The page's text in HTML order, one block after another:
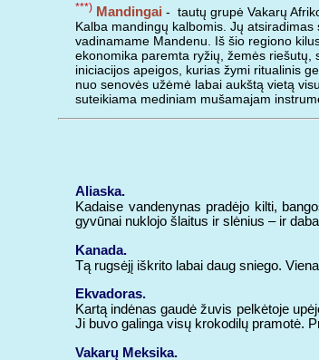
***) Mandingai - tautų grupė Vakarų
Kalba mandingų kalbomis. Jų
vadinamame Mandenu. Iš šio regiono
ekonomika paremta ryžių, žemės riešutų,
iniciacijos apeigos, kurias žymi ritualinis
nuo senovės užėmė labai aukštą vietą
suteikiama mediniam mušamajam
Aliaska.
Kadaise vandenynas pradėjo kilti,
gyvūnai nuklojo šlaitus ir slėnius – ir
Kanada.
Tą rugsėjį iškrito labai daug sniego.
Ekvadoras.
Kartą indėnas gaudė žuvis pelkėtoje
Ji buvo galinga visų krokodilų pramotė.
Vakarų Meksika.